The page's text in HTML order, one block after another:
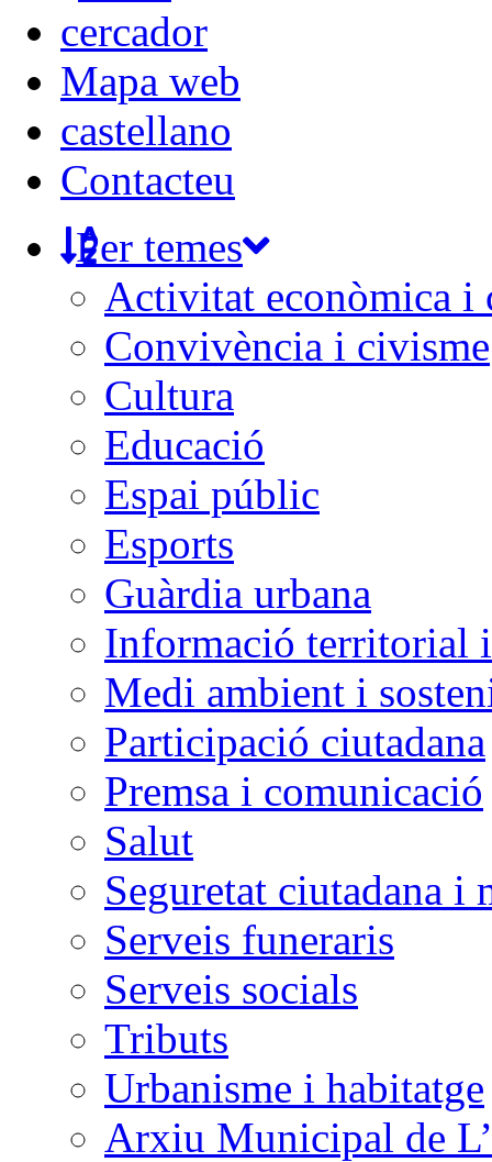
Mapa web
castellano
Contacteu
Per temes
Activitat econòmica i
Convivència i civisme
Cultura
Educació
Espai públic
Esports
Guàrdia urbana
Informació territorial
Medi ambient i
Participació ciutadana
Premsa i comunicació
Salut
Seguretat ciutadana i
Serveis funeraris
Serveis socials
Tributs
Urbanisme i habitatge
Arxiu Municipal de